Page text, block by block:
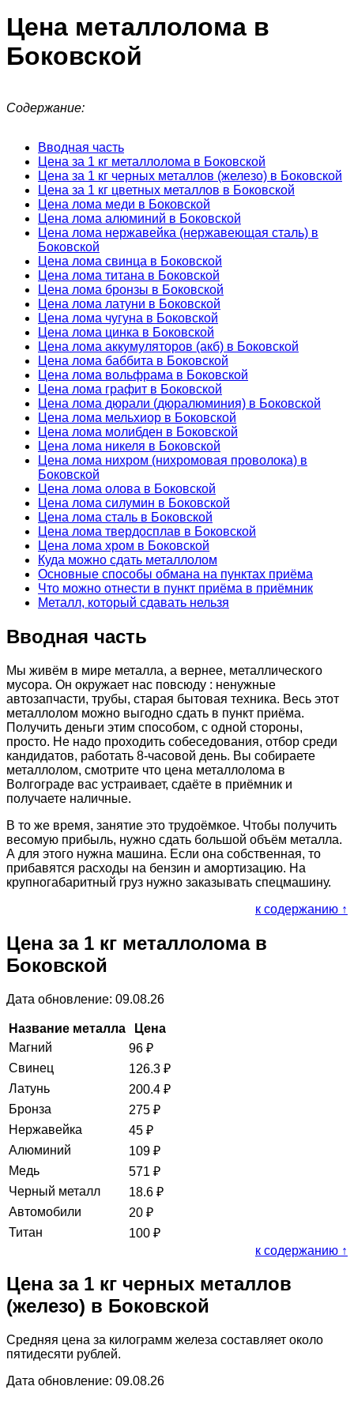
Цена металлолома в
Боковской
Содержание:
Вводная часть
Цена за 1 кг металлолома в Боковской
Цена за 1 кг черных металлов (железо) в Боковской
Цена за 1 кг цветных металлов в Боковской
Цена лома меди в Боковской
Цена лома алюминий в Боковской
Цена лома нержавейка (нержавеющая сталь) в
Боковской
Цена лома свинца в Боковской
Цена лома титана в Боковской
Цена лома бронзы в Боковской
Цена лома латуни в Боковской
Цена лома чугуна в Боковской
Цена лома цинка в Боковской
Цена лома аккумуляторов (акб) в Боковской
Цена лома баббита в Боковской
Цена лома вольфрама в Боковской
Цена лома графит в Боковской
Цена лома дюрали (дюралюминия) в Боковской
Цена лома мельхиор в Боковской
Цена лома молибден в Боковской
Цена лома никеля в Боковской
Цена лома нихром (нихромовая проволока) в
Боковской
Цена лома олова в Боковской
Цена лома силумин в Боковской
Цена лома сталь в Боковской
Цена лома твердосплав в Боковской
Цена лома хром в Боковской
Куда можно сдать металлолом
Основные способы обмана на пунктах приёма
Что можно отнести в пункт приёма в приёмник
Металл, который сдавать нельзя
Вводная часть
Мы живём в мире металла, а вернее, металлического
мусора. Он окружает нас повсюду : ненужные
автозапчасти, трубы, старая бытовая техника. Весь этот
металлолом можно выгодно сдать в пункт приёма.
Получить деньги этим способом, с одной стороны,
просто. Не надо проходить собеседования, отбор среди
кандидатов, работать 8-часовой день. Вы собираете
металлолом, смотрите что цена металлолома в
Волгограде вас устраивает, сдаёте в приёмник и
получаете наличные.
В то же время, занятие это трудоёмкое. Чтобы получить
весомую прибыль, нужно сдать большой объём металла.
А для этого нужна машина. Если она собственная, то
прибавятся расходы на бензин и амортизацию. На
крупногабаритный груз нужно заказывать спецмашину.
к содержанию ↑
Цена за 1 кг металлолома в
Боковской
Дата обновление: 09.08.26
Название металла
Цена
Магний
96 ₽
Свинец
126.3 ₽
Латунь
200.4 ₽
Бронза
275 ₽
Нержавейка
45 ₽
Алюминий
109 ₽
Медь
571 ₽
Черный металл
18.6 ₽
Автомобили
20 ₽
Титан
100 ₽
к содержанию ↑
Цена за 1 кг черных металлов
(железо) в Боковской
Средняя цена за килограмм железа составляет около
пятидесяти рублей.
Дата обновление: 09.08.26